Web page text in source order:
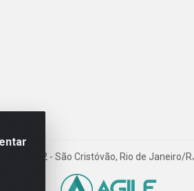
42 - São Cristóvão, Rio de Janeiro/